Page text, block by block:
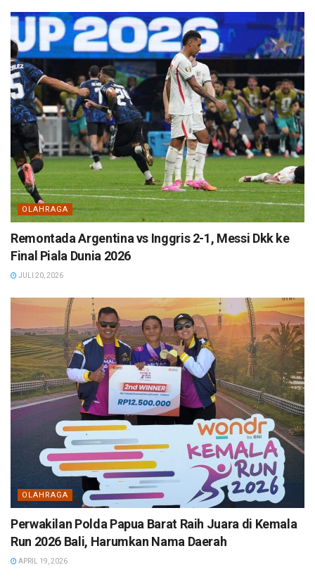
OLAHRAGA
Remontada Argentina vs Inggris 2-1, Messi Dkk ke
Final Piala Dunia 2026
JULI 20, 2026
OLAHRAGA
Perwakilan Polda Papua Barat Raih Juara di Kemala
Run 2026 Bali, Harumkan Nama Daerah
APRIL 19, 2026